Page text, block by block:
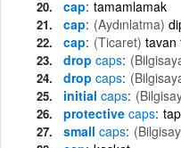
cap tamamlamak
cap (Aydınlatma)
cap (Ticaret) tavan
drop caps
drop caps
initial caps
protective caps
small caps